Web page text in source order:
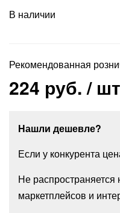
В наличии
Рекомендованная
224 руб./ шт
Нашли дешевле?
Если у конкурента
Не
маркетплейсов и